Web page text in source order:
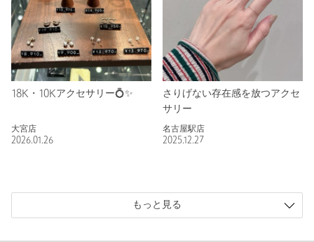
18K・10Kアクセサリー💍✨
大宮店
2026.01.26
さりげない存在感を放つアクセ
サリー
名古屋駅店
2025.12.27
もっと見る